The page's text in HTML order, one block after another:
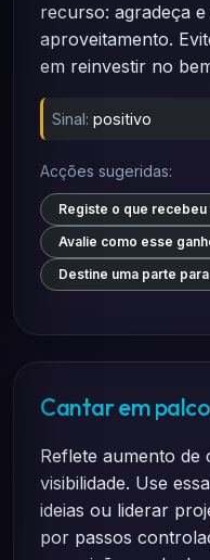
recurso: agradeça
aproveitamento.
em reinvestir no
Sinal: positivo
Acções sugeridas:
Registe o que
Avalie como esse
Destine uma parte
Cantar em palco
Reflete aumento de
visibilidade. Use
ideias ou liderar
por passos